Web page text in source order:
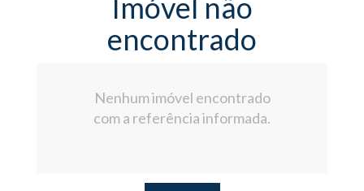
Imóvel não
encontrado
Nenhum imóvel encontrado
com a referência informada.